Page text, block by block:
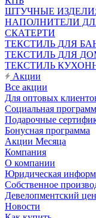
ШТУЧНЫЕ
НАПОЛНИТЕЛИ
СКАТЕРТИ
ТЕКСТИЛЬ ДЛЯ
ТЕКСТИЛЬ ДЛЯ
ТЕКСТИЛЬ
Акции
Все акции
Для оптовых
Социальная
Подарочные
Бонусная программа
Акции Месяца
Компания
О компании
Юридическая
Собственное
Девелопментский
Новости